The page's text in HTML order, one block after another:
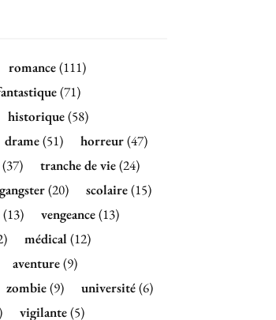
romance(111)
(71)
historique(58)
drame(51) horreur(47)
(37) tranche de vie(24)
gangster(20) scolaire(15)
(13) vengeance(13)
médical(12)
aventure(9)
zombie(9) université(6)
vigilante(5)